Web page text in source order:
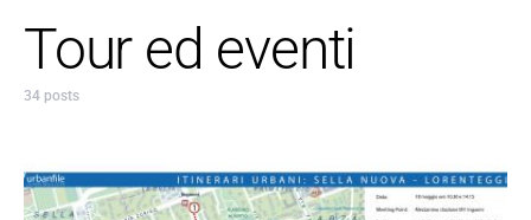
Tour ed eventi
34 posts